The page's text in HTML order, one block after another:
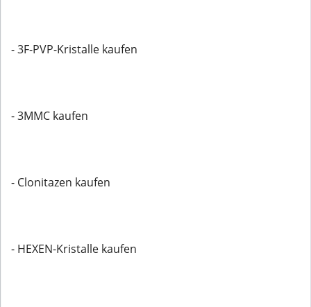
- 3F-PVP-Kristalle kaufen
- 3MMC kaufen
- Clonitazen kaufen
- HEXEN-Kristalle kaufen